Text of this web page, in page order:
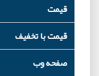
قیمت
قیمت با تخفیف
صفحه وب